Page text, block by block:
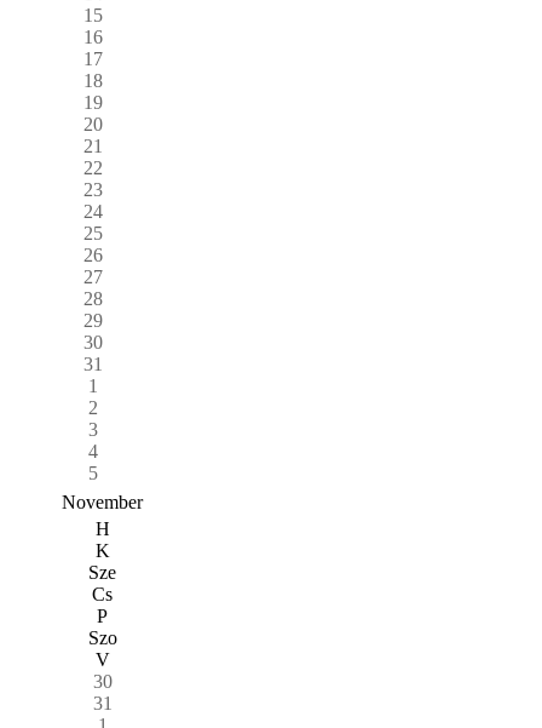
15
16
17
18
19
20
21
22
23
24
25
26
27
28
29
30
31
1
2
3
4
5
November
H
K
Sze
Cs
P
Szo
V
30
31